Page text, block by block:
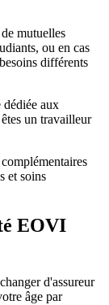
mutuelles
ou en cas
différents
dédiée aux
un travailleur
et soins
EOVI
d'assureur
âge par